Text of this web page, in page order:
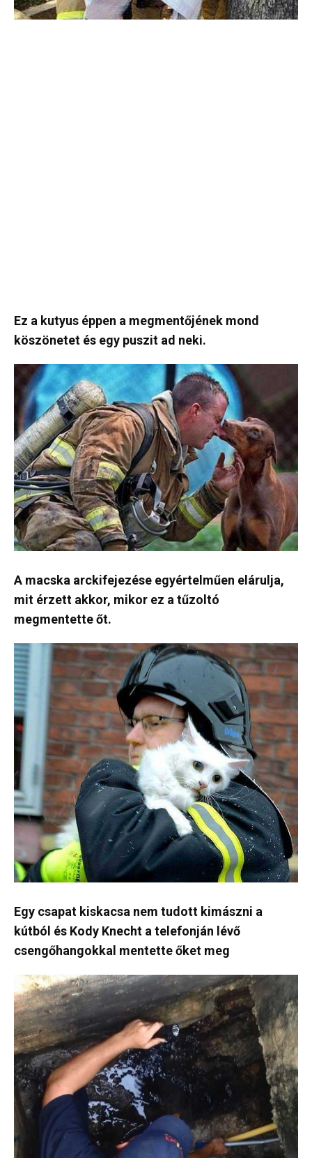
Ez a kutyus éppen a megmentőjének mond
köszönetet és egy puszit ad neki.
A macska arckifejezése egyértelműen elárulja,
mit érzett akkor, mikor ez a tűzoltó
megmentette őt.
Egy csapat kiskacsa nem tudott kimászni a
kútból és Kody Knecht a telefonján lévő
csengőhangokkal mentette őket meg